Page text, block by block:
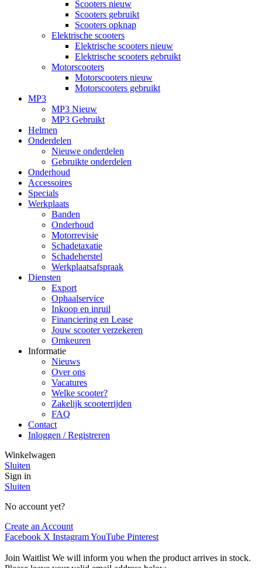
Scooters nieuw
Scooters gebruikt
Scooters opknap
Elektrische scooters
Elektrische scooters nieuw
Elektrische scooters gebruikt
Motorscooters
Motorscooters nieuw
Motorscooters gebruikt
MP3
MP3 Nieuw
MP3 Gebruikt
Helmen
Onderdelen
Nieuwe onderdelen
Gebruikte onderdelen
Onderhoud
Accessoires
Specials
Werkplaats
Banden
Onderhoud
Motorrevisie
Schadetaxatie
Schadeherstel
Werkplaatsafspraak
Diensten
Export
Ophaalservice
Inkoop en inruil
Financiering en Lease
Jouw scooter verzekeren
Omkeuren
Informatie
Nieuws
Over ons
Vacatures
Welke scooter?
Zakelijk scooterrijden
FAQ
Contact
Inloggen / Registreren
Winkelwagen
Sluiten
Sign in
Sluiten
No account yet?
Create an Account
Facebook X InstagramYouTube Pinterest
Join Waitlist We will inform you when the product arrives in stock.